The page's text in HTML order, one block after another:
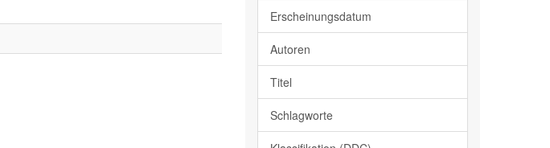
Erscheinungsdatum
Autoren
Titel
Schlagworte